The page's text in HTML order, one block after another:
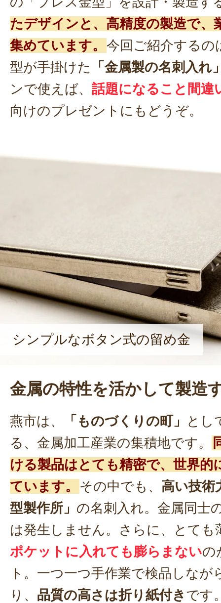
たデザインと、高精度の製造で、
集めています。 今回ご紹介するの
型が手掛けた
「金属製の名刺入れ
ンで使えば、 話題になること間違
向けのプレゼントにもどうぞ。
シンプルなボタン式の留め金
金属の特性を活かして製造
燕市は、 「ものづくりの町」
とし
る、金属加工産業の集積地です。
ける製品はとても精密で、世界的
ています。
その中でも、 高い技術
型製作所」 の名刺入れ。金属同士
は発生しません。さらに、とても
ポケットに入れても膨らまないの
ト。一つ一つ手作業で検品しなが
り、 品質の高さは折り紙付き です